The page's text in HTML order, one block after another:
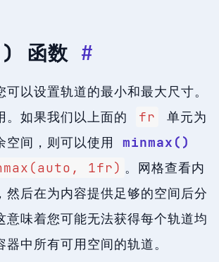
函数 #
以设置轨道的最小和最大尺寸。
。如果我们以上面的
fr
单元为
空间，则可以使用 minmax()
1fr) 。网格查看内
然后在为内容提供足够的空间后分
意味着您可能无法获得每个轨道均
中所有可用空间的轨道。